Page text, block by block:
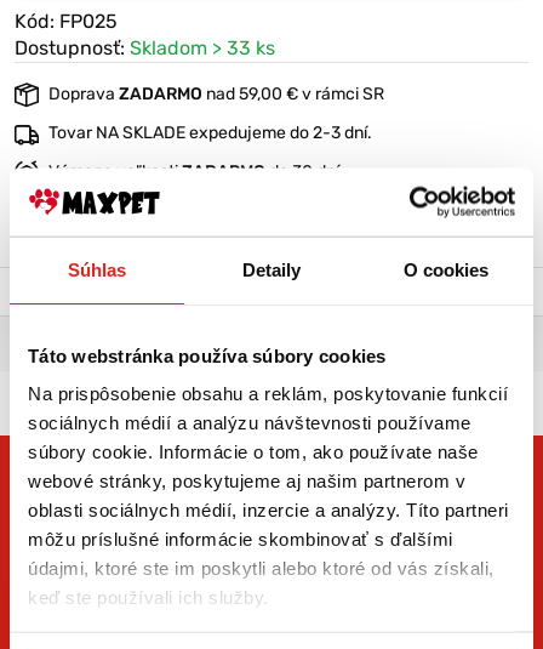
Súhlas Detaily O cookies
Táto webstránka používa súbory cookies
Na prispôsobenie obsahu a reklám, poskytovanie funkcií
sociálnych médií a analýzu návštevnosti používame
súbory cookie. Informácie o tom, ako používate naše
webové stránky, poskytujeme aj našim partnerom v
oblasti sociálnych médií, inzercie a analýzy. Títo partneri
môžu príslušné informácie skombinovať s ďalšími
údajmi, ktoré ste im poskytli alebo ktoré od vás získali,
keď ste používali ich služby.
Kód: FP025
Dostupnosť: Skladom > 33 ks
Doprava ZADARMO nad 59,00 € v rámci SR
Tovar NA SKLADE expedujeme do 2-3 dní.
Výmena veľkostiZADARMO do 30 dní
VIAC O PRODUKTE
BRAVČOVÁ PAPRČKA S KOLENOM